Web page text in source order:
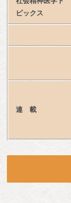
ピックス
連　載